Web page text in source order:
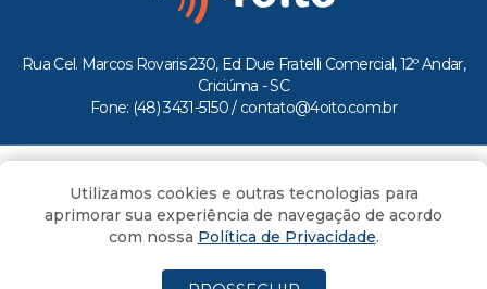
Rua Cel. Marcos Rovaris 230, Ed Due Fratelli Comercial, 12º Andar,
Criciúma - SC
Fone: (48) 3431-5150 / contato@4oito.com.br
Todos os direitos reservados ao Portal 4oito
Utilizamos cookies e outras tecnologias para
aprimorar sua experiência de navegação de acordo
com nossa Política de Privacidade.